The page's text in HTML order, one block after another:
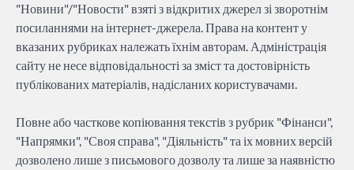
"Новини"/"Новости" взяті з відкритих джерел зі зворотнім
посиланнями на інтернет-джерела. Права на контент у
вказаних рубриках належать їхнім авторам. Адміністрація
сайту не несе відповідальності за зміст та достовірність
публікованих матеріалів, надісланих користувачами.
Повне або часткове копіювання текстів з рубрик "Фінанси",
"Напрямки", "Своя справа", "Діяльність" та іх мовних версій
дозволено лише з письмового дозволу та лише за наявністю